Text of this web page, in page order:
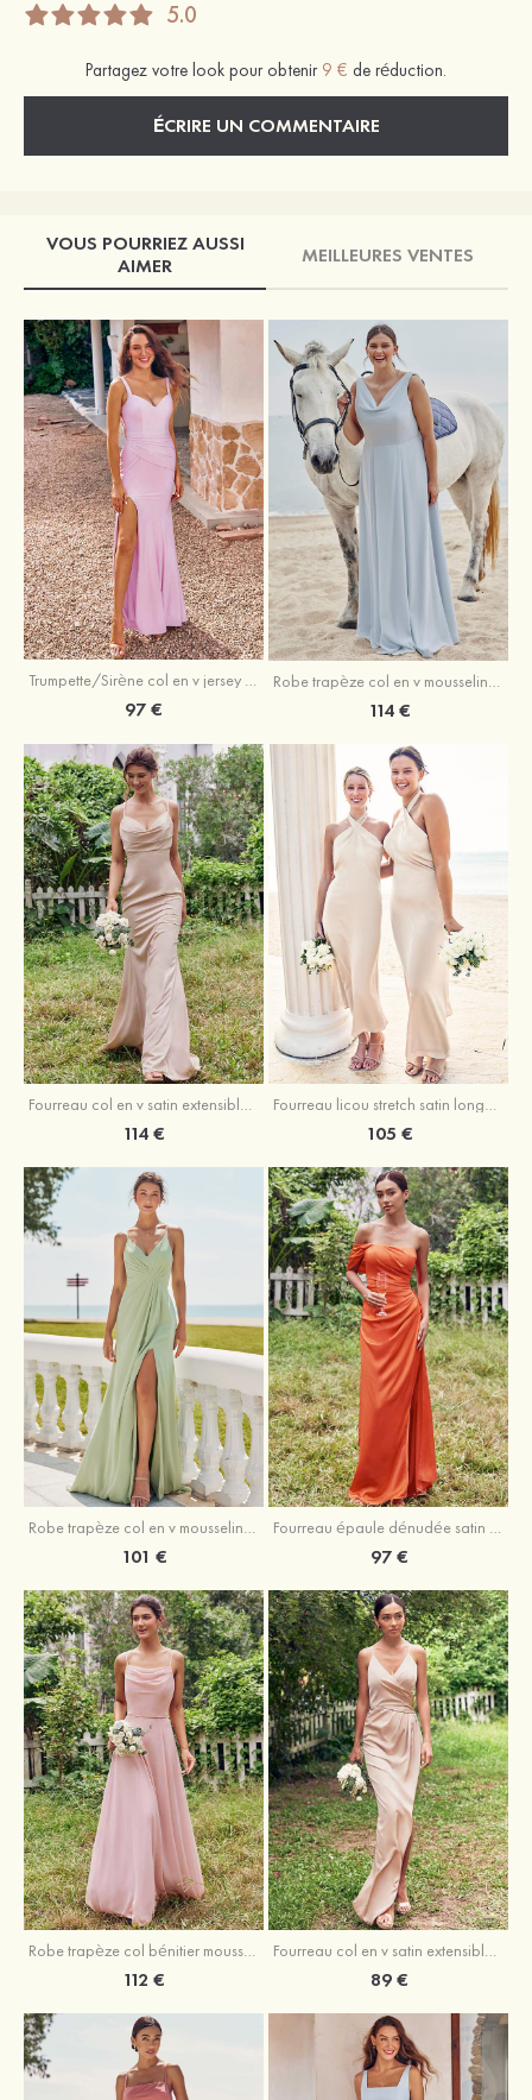
5.0
Partagez votre look pour obtenir 9 € de réduction.
ÉCRIRE UN COMMENTAIRE
VOUS POURRIEZ AUSSI
AIMER
MEILLEURES VENTES
Trumpette/Sirène col en v jersey ras du sol robe de demoiselle d'honneur
97 € 114 €
Fourreau col en v satin extensible ras du sol robe de demoiselle d'honneur
114 €
Fourreau licou stretch satin longueur cheville robe de demoiselle d'honneur
105 €
Robe trapèze col en v mousseline ras du sol robe de demoiselle d'honneur
101 €
Fourreau épaule dénudée satin extensible ras du sol robe de demoiselle d'honneur
97 €
Robe trapèze col bénitier mousseline ras du sol robe de demoiselle d'honneur
112 €
Fourreau col en v satin extensible asymétrique robe de demoiselle d'honneur
89 €